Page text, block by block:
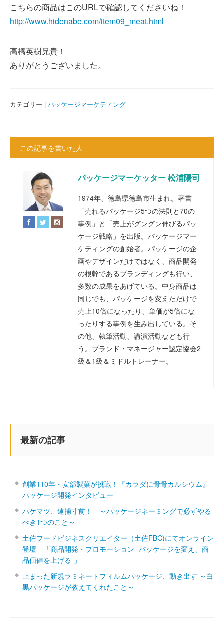
こちらの商品はこのURLで確認してくださいね！
http://www.hidenabe.com/item09_meat.html
高橋英樹兄貴！
ありがとうございました。
カテゴリー | パッケージマーケティング
この記事を書いた人
パッケージマーケッター 松浦陽司
1974年、徳島県徳島市生まれ。著書
「売れるパッケージ5つの法則と70の
事例」と「売上がグングン伸びるパッ
ケージ戦略」を出版。パッケージマー
ケティングの創始者。パッケージの企
画やデザインだけではなく、商品開発
の根幹であるブランディングも行い、
多数の成果をあげている。中身商品は
同じでも、パッケージを変えただけで
売上10倍になったり、単価が5倍にな
ったりする事例を生み出している。そ
の他、執筆活動、講演活動なども行
う。ブランド・マネージャー認定協会2
級＆1級＆ミドルトレーナー。
最新の記事
創業110年・安部製菓が挑戦！『カラダに骨骨カルシウム』
パッケージ開発インタビュー
パケマツ、逮捕寸前！ ～パッケージネーミングで必ずやる
べき1つのこと～
土佐フードビジネスクリエイター（土佐FBC)にてオンライン
登壇 「商品開発・プロモーション ‐パッケージを変え、商
品価値を上げる‐」
止まった新規ラミネートフィルムパッケージ、動き出す ～白
黒パッケージが教えてくれたこと～